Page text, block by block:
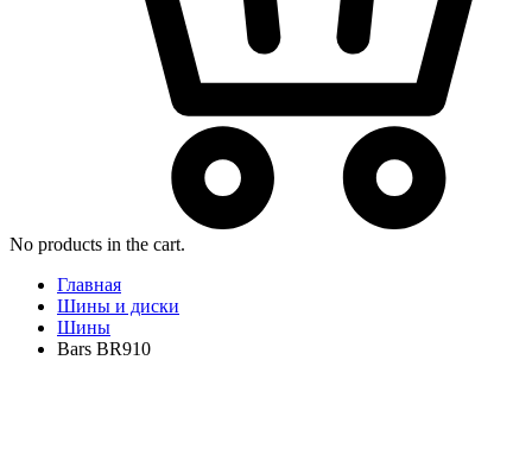
No products in the cart.
Главная
Шины и диски
Шины
Bars BR910